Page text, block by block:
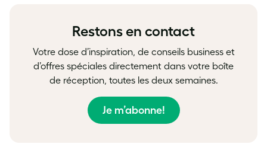
Restons en contact
Votre dose d’inspiration, de conseils business et
d’offres spéciales directement dans votre boîte
de réception, toutes les deux semaines.
Je m’abonne!